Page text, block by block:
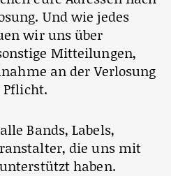
Und wie jedes
wir uns über
Mitteilungen,
an der Verlosung
Bands, Labels,
die uns mit
haben.